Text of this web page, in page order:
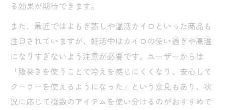
る効果が期待できます。
また、最近ではよもぎ蒸しや温活カイロといった商品も
注目されていますが、妊活中はカイロの使い過ぎや高温
になりすぎないよう注意が必要です。ユーザーからは
「腹巻きを使うことで冷えを感じにくくなり、安心して
クーラーを使えるようになった」という意見もあり、状
況に応じて複数のアイテムを使い分けるのがおすすめで